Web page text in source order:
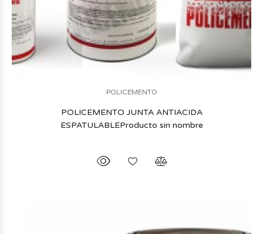
POLICEMENTO
POLICEMENTO JUNTA ANTIACIDA
ESPATULABLEProducto sin nombre